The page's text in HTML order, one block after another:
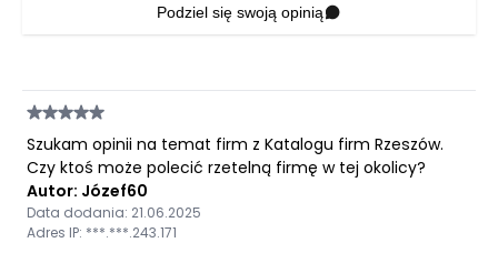
Podziel się swoją opinią
Szukam opinii na temat firm z Katalogu firm Rzeszów.
Czy ktoś może polecić rzetelną firmę w tej okolicy?
Autor: Józef60
Data dodania: 21.06.2025
Adres IP: ***.***.243.171